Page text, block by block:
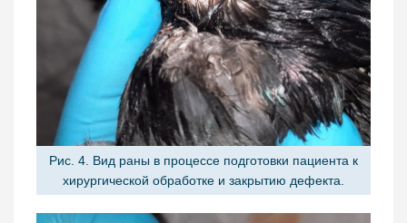
Рис. 4. Вид раны в процессе подготовки пациента к
хирургической обработке и закрытию дефекта.